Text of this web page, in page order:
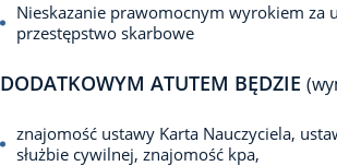
Nieskazanie prawomocnym wyrokiem za
przestępstwo skarbowe
DODATKOWYM ATUTEM BĘDZIE
znajomość ustawy Karta Nauczyciela,
służbie cywilnej, znajomość kpa,